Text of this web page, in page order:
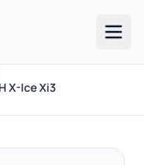
X-Ice Xi3